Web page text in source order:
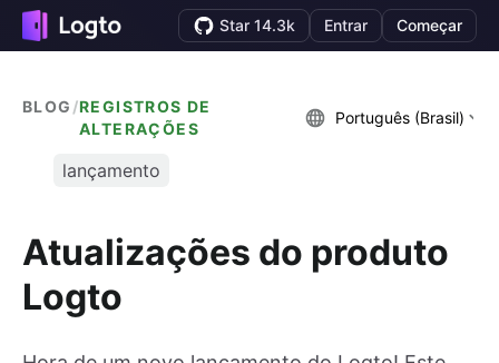
Star 14.3k Entrar Começar
BLOG /REGISTROS DE
ALTERAÇÕES
Português (Brasil)
lançamento
Atualizações do produto
Logto